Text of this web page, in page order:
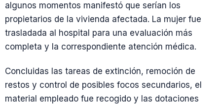
algunos momentos manifestó que serían los
propietarios de la vivienda afectada. La mujer fue
trasladada al hospital para una evaluación más
completa y la correspondiente atención médica.
Concluidas las tareas de extinción, remoción de
restos y control de posibles focos secundarios, el
material empleado fue recogido y las dotaciones